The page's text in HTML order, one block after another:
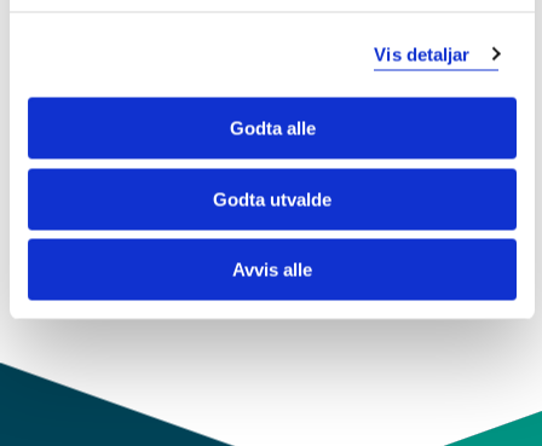
Vis detaljar
Godta alle
Godta utvalde
Avvis alle
DAT156 Praksis i arbeidslivet for data